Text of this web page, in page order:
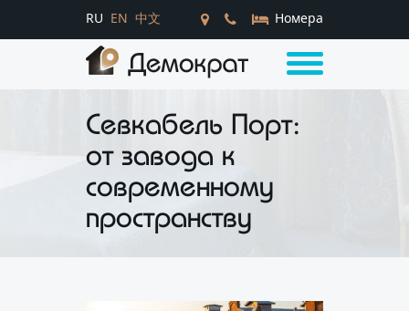
RU EN 中文 Номера
Севкабель Порт:
от завода к
современному
пространству